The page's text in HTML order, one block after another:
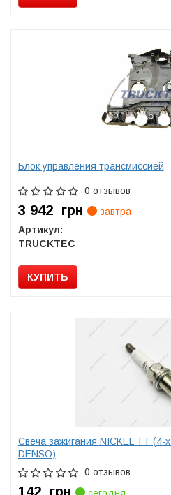
Блок управления трансмиссией
0 отзывов
3 942 грн
завтра
Артикул:
TRUCKTEC
КУПИТЬ
Свеча зажигания NICKEL TT (4-
DENSO)
0 отзывов
142 грн